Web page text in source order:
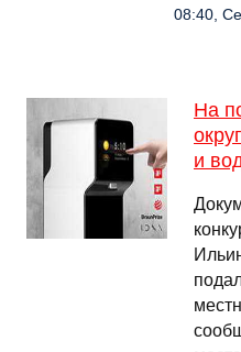
08:40,
На
и